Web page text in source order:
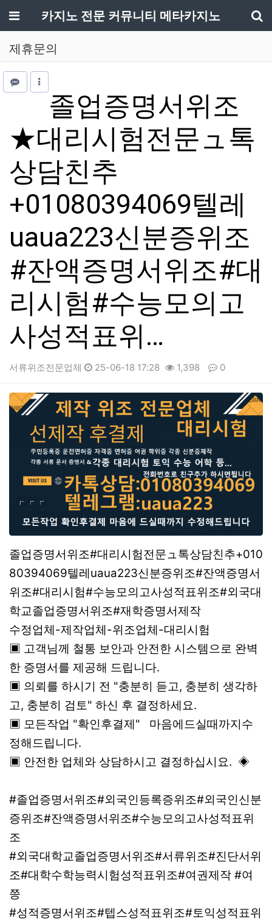
메뉴카지노 전문 커뮤니티 메타카지노
제휴문의
졸업증명서위조
★대리시험전문ュ톡
상담친추
+01080394069텔레
uaua223신분증위조
#잔액증명서위조#대
리시험#수능모의고
사성적표위…
서류위조전문업체 25-06-18 17:28 1,398 0
본문
졸업증명서위조#대리시험전문ュ톡상담친추+010
80394069텔레uaua223신분증위조#잔액증명서
위조#대리시험#수능모의고사성적표위조#외국대
학교졸업증명서위조#재학증명서제작
수정업체-제작업체-위조업체-대리시험
▣ 고객님께 철통 보안과 안전한 시스템으로 완벽
한 증명서를 제공해 드립니다.
▣ 의뢰를 하시기 전 "충분히 듣고, 충분히 생각하
고, 충분히 검토" 하신 후 결정하세요.
▣ 모든작업 "확인후결제" 마음에드실때까지수
정해드립니다.
▣ 안전한 업체와 상담하시고 결정하십시요. ◈
#졸업증명서위조#외국인등록증위조#외국인신분
증위조#잔액증명서위조#수능모의고사성적표위
조
#외국대학교졸업증명서위조#서류위조#진단서위
조#대학수학능력시험성적표위조#여권제작 #여
쯩
#성적증명서위조#텝스성적표위조#토익성적표위